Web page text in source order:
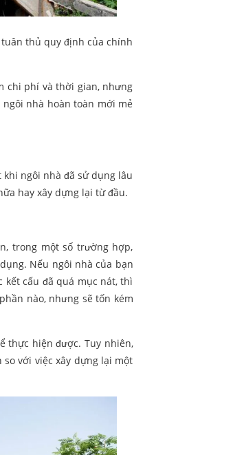
thủ quy định của chính
chi phí và thời gian, nhưng
nhà hoàn toàn mới mẻ
ngôi nhà đã sử dụng lâu
hay xây dựng lại từ đầu.
trong một số trường hợp,
Nếu ngôi nhà của bạn
cấu đã quá mục nát, thì
nào, nhưng sẽ tốn kém
thực hiện được. Tuy nhiên,
với việc xây dựng lại một